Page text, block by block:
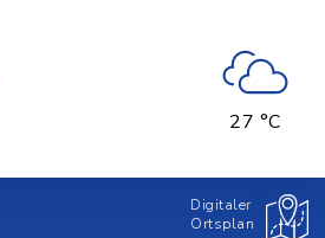
27 °C
Digitaler
Ortsplan